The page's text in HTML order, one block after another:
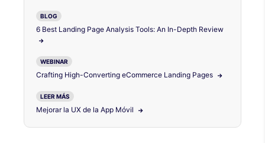
BLOG
6 Best Landing Page Analysis Tools: An In-Depth Review
WEBINAR
Crafting High-Converting eCommerce Landing Pages
LEER MÁS
Mejorar la UX de la App Móvil